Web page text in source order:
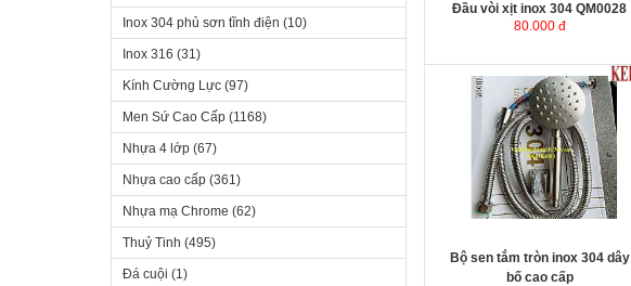
KANLY(356)
KELAS(52)
LONG NHIÊN
LUXTA(165)
MALLOCA(140)
MEGASUN
(10)
MULIA(3)
NAVADO(15)
PAZOLA(37)
RAPIDO(10)
ROLAND(7)
Inox 304 phủ sơn tĩnh điện (10)
Inox 316 (31)
Kính Cường Lực (97)
Men Sứ Cao Cấp (1168)
Nhựa 4 lớp (67)
Nhựa cao cấp (361)
Nhựa mạ Chrome (62)
Thuỷ Tinh (495)
Đá cuội (1)
Đầu vòi xịt inox 304 QM0028
80.000 đ
Bộ sen tắm tròn inox 304 dây
bố cao cấp